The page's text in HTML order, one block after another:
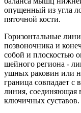
опущенный из угла
пяточной кости.
Горизонтальные
позвоночника и
собой и плоскостью
шейного региона -
ушных раковин или
граница совпадает с
линия, соединяющая
ключичных суставов.